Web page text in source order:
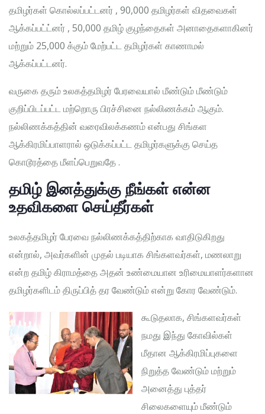
தமிழர்கள் கொல்லப்பட்டனர் , 90,000 தமிழர்கள் விதவைகள்
ஆக்கப்பட்ட்னர் , 50,000 தமிழ் குழந்தைகள் அனாதைகளாகினர்
மற்றும் 25,000 க்கும் மேற்பட்ட தமிழர்கள் காணாமல்
ஆக்கப்பட்டனர்.
வருகை தரும் உலகத்தமிழர் பேரவையால் மீண்டும் மீண்டும்
குறிப்பிடப்பட்ட மற்றொரு பிரச்சினை நல்லிணக்கம் ஆகும்.
நல்லிணக்கத்தின் வரைவிலக்கணம் என்பது சிங்கள
ஆக்கிரமிப்பாளரால் ஒடுக்கப்பட்ட தமிழர்களுக்கு செய்த
கொடூரத்தை மீளப்பெறுவதே .
தமிழ் இனத்துக்கு நீங்கள் என்ன
உதவிகளை செய்தீர்கள்
உலகத்தமிழர் பேரவை நல்லிணக்கத்திற்காக வாதிடுகிறது
என்றால், அவர்களின் முதல் படியாக சிங்களவர்கள், மணலாறு
என்ற தமிழ் கிராமத்தை அதன் உண்மையான உரிமையாளர்களான
தமிழர்களிடம் திருப்பித் தர வேண்டும் என்று கோர வேண்டும்.
கூடுதலாக, சிங்களவர்கள்
நமது இந்து கோவில்கள்
மீதான ஆக்கிரமிப்புகளை
நிறுத்த வேண்டும் மற்றும்
அனைத்து புத்தர்
சிலைகளையும் மீண்டும்